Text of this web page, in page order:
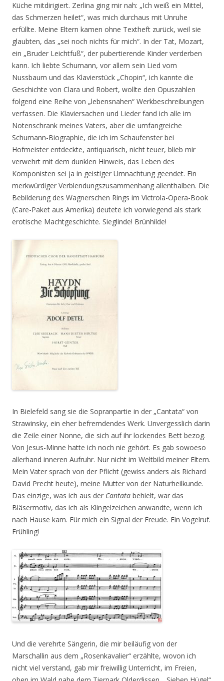
Küche mitdirigiert. Zerlina ging mir nah: „Ich weiß ein Mittel,
das Schmerzen heilet“, was mich durchaus mit Unruhe
erfüllte. Meine Eltern kamen ohne Textheft zurück, weil sie
glaubten, das „sei noch nichts für mich“. In der Tat, Mozart,
ein „Bruder Leichtfuß“, der pubertierende Kinder verderben
kann. Ich liebte Schumann, vor allem sein Lied vom
Nussbaum und das Klavierstück „Chopin“, ich kannte die
Geschichte von Clara und Robert, wollte den Opuszahlen
folgend eine Reihe von „lebensnahen“ Werkbeschreibungen
verfassen. Die Klaviersachen und Lieder fand ich alle im
Notenschrank meines Vaters, aber die umfangreiche
Schumann-Biographie, die ich im Schaufenster bei
Hofmeister entdeckte, antiquarisch, nicht teuer, blieb mir
verwehrt mit dem dunklen Hinweis, das Leben des
Komponisten sei ja in geistiger Umnachtung geendet. Ein
merkwürdiger Verblendungszusammenhang allenthalben. Die
Bebilderung des Wagnerschen Rings im Victrola-Opera-Book
(Care-Paket aus Amerika) deutete ich vorwiegend als stark
erotische Machtgeschichte. Sieglinde! Brünhilde!
In Bielefeld sang sie die Sopranpartie in der „Cantata“ von
Strawinsky, ein eher befremdendes Werk. Unvergesslich darin
die Zeile einer Nonne, die sich auf ihr lockendes Bett bezog.
Von Jesus-Minne hatte ich noch nie gehört. Es gab sowoeso
allerhand inneren Aufruhr. Nur nicht im Weltbild meiner Eltern.
Mein Vater sprach von der Pflicht (gewiss anders als Richard
David Precht heute), meine Mutter von der Naturheilkunde.
Das einzige, was ich aus der Cantata behielt, war das
Bläsermotiv, das ich als Klingelzeichen anwandte, wenn ich
nach Hause kam. Für mich ein Signal der Freude. Ein Vogelruf.
Frühling!
Und die verehrte Sängerin, die mir beiläufig von der
Marschallin aus dem „Rosenkavalier“ erzählte, wovon ich
nicht viel verstand, gab mir freiwillig Unterricht, im Freien,